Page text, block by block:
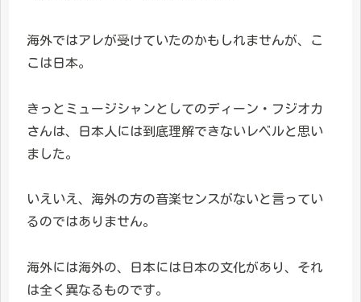
海外ではアレが受けていたのかもしれませんが、こ
こは日本。
きっとミュージシャンとしてのディーン・フジオカ
さんは、日本人には到底理解できないレベルと思い
ました。
いえいえ、海外の方の音楽センスがないと言ってい
るのではありません。
海外には海外の、日本には日本の文化があり、それ
は全く異なるものです。